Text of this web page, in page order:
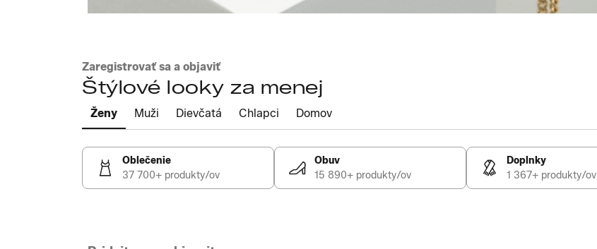
Zaregistrovať sa a objaviť
Štýlové looky za menej
Ženy Muži Dievčatá Chlapci Domov
Oblečenie
37 700+ produkty/ov
Obuv
15 890+ produkty/ov
Doplnky
1 367+ produkty/ov